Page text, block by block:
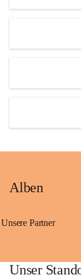
Alben
Unsere Partner
Unser